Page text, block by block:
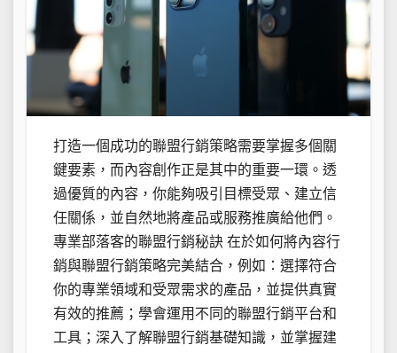
打造一個成功的聯盟行銷策略需要掌握多個關
鍵要素，而內容創作正是其中的重要一環。透
過優質的內容，你能夠吸引目標受眾、建立信
任關係，並自然地將產品或服務推廣給他們。
專業部落客的聯盟行銷秘訣 在於如何將內容行
銷與聯盟行銷策略完美結合，例如：選擇符合
你的專業領域和受眾需求的產品，並提供真實
有效的推薦；學會運用不同的聯盟行銷平台和
工具；深入了解聯盟行銷基礎知識，並掌握建